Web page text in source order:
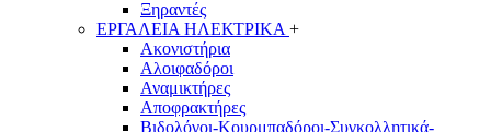
Ξηραντές
ΕΡΓΑΛΕΙΑ ΗΛΕΚΤΡΙΚΑ +
Ακονιστήρια
Αλοιφαδόροι
Αναμικτήρες
Αποφρακτήρες
Βιδολόγοι-Κουρμπαδόροι-Συγκολλητικά-